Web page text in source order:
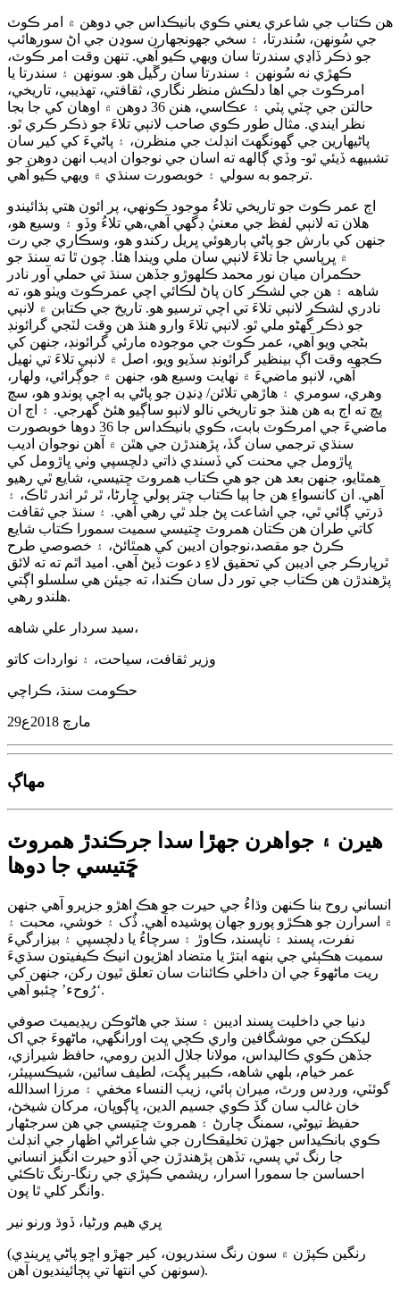
هن ڪتاب جي شاعري يعني ڪوي بانيڪداس جي دوهن ۾ امر ڪوٽ
جي سُونهن، سُندرتا، ۽ سخي جهونجهارن سوڍن جي اڻ سورهائپ
جو ذڪر ڏاڍي سندرتا سان ويهي ڪيو آهي. تنهن وقت امر ڪوٽ،
ڪهڙي نه سُونهن ۽ سندرتا سان رڱيل هو. سونهن ۽ سندرتا يا
امرڪوٽ جي اها دلڪش منظر نگاري، ثقافتي، تهذيبي، تاريخي،
حالتن جي چٽي پٽي ۽ عڪاسي، هنن 36 دوهن ۾ اوهان کي جا بجا
نظر ايندي. مثال طور ڪوي صاحب لانٻي تلاءَ جو ذڪر ڪري ٿو.
پاڻيهارين جي گهونگهٽ انڊلٺ جي منظرن، ۽ پاڻيءَ کي کير سان
تشبيهه ڏيئي ٿو- وڏي ڳالهه ته اسان جي نوجوان اديب انهن دوهن جو
ترجمو به سولي ۽ خوبصورت سنڌي ۾ ويهي ڪيو آهي.
اڄ عمر ڪوٽ جو تاريخي تلاءُ موجود ڪونهي، پر ائون هتي ٻڌائيندو
هلان ته لانٻي لفظ جي معنيٰ ڊگهي آهي،هي تلاءُ وڏو ۽ وسيع هو،
جنهن کي بارش جو پاڻي ٻارهوئي ڀريل رکندو هو، وسڪاري جي رت
۾ ڀرپاسي جا تلاءَ لانٻي سان ملي ويندا هئا. چون ٿا ته سنڌ جو
حڪمران ميان نور محمد ڪلهوڙو جڏهن سنڌ تي حملي آور نادر
شاهه ۽ هن جي لشڪر کان پاڻ لڪائي اچي عمرڪوٽ ويٺو هو، ته
نادري لشڪر لانٻي تلاءَ تي اچي ترسيو هو. تاريخ جي ڪتابن ۾ لانٻي
جو ذڪر گهڻو ملي ٿو. لانٻي تلاءَ وارو هنڌ هن وقت لٽجي گرائونڊ
بڻجي ويو آهي، عمر ڪوٽ جي موجوده مارئي گرائونڊ، جنهن کي
ڪجهه وقت اڳ بينظير گرائونڊ سڏيو ويو، اصل ۾ لانٻي تلاءَ تي ٺهيل
آهي، لانٻو ماضيءَ ۾ نهايت وسيع هو، جنهن ۾ جوڳرائي، ولهار،
وهري، سومري ۽ هاڙهي تلائن/ ڍنڍن جو پاڻي به اچي پوندو هو، سچ
پچ ته اڄ به هن هنڌ جو تاريخي نالو لانٻو ساڳيو هئڻ گهرجي. ۽ اڄ ان
ماضيءَ جي امرڪوٽ بابت، ڪوي بانيڪداس جا 36 دوها خوبصورت
سنڌي ترجمي سان گڏ، پڙهندڙن جي هٿن ۾ آهن نوجوان اديب
ڀاڙومل جي محنت کي ڏسندي ذاتي دلچسپي وٺي ڀاڙومل کي
همٿايو، جنهن بعد هن جو هي ڪتاب همروٽ ڇتيسي، شايع ٿي رهيو
آهي. ان کانسواءِ هن جا ٻيا ڪتاب چتر ٻولي چارڻا، ٿر ٿر اندر ٿاڪ، ۽
ڌرتي ڳائي ٿي، جي اشاعت پڻ جلد ٿي رهي آهي. ۽ سنڌ جي ثقافت
کاتي طران هن ڪتان همروٽ ڇتيسي سميت سمورا ڪتاب شايع
ڪرڻ جو مقصد،نوجوان اديبن کي همٿائڻ، ۽ خصوصي طرح
ٿرپارڪر جي اديبن کي تحقيق لاءِ دعوت ڏيڻ آهي. اميد اٿم ته ته لائق
پڙهندڙن هن ڪتاب جي تور دل سان ڪندا، ته جيئن هي سلسلو اڳتي
هلندو رهي.
سيد سردار علي شاهه،
وزير ثقافت، سياحت، ۽ نواردات کاتو
حڪومت سنڌ، ڪراچي
29مارچ 2018ع
مهاڳ
هيرن ۽ جواهرن جهڙا سدا جرڪندڙ همروٽ
ڇَتيسي جا دوها
انساني روح بنا ڪنهن وڌاءُ جي حيرت جو هڪ اهڙو جزيرو آهي جنهن
۾ اسرارن جو هڪڙو پورو جهان پوشيده آهي. ڏُک ۽ خوشي، محبت ۽
نفرت، پسند ۽ ناپسند، ڪاوڙ ۽ سرچاءُ يا دلچسپي ۽ بيزارگيءَ
سميت هڪٻئي جي بنهه ابتڙ يا متضاد اهڙيون انيڪ ڪيفيتون سڌيءَ
ريت ماڻهوءَ جي ان داخلي ڪائنات سان تعلق ٿيون رکن، جنهن کي
‘رُوحء’ چئبو آهي.
دنيا جي داخليت پسند اديبن ۽ سنڌ جي هاڻوڪن ريڊيميٽ صوفي
ليکڪن جي موشگافين واري ڪچي ڀت اورانگهي، ماڻهوءَ جي اک
جڏهن ڪوي ڪاليداس، مولانا جلال الدين رومي، حافظ شيرازي،
عمر خيام، بلهي شاهه، ڪبير ڀڳت، لطيف سائين، شيڪسپيئر،
گوئٽي، ورڊس ورٿ، ميران ٻائي، زيب النساء مخفي ۽ مرزا اسدالله
خان غالب سان گڏ ڪوي جسيم الدين، ڀاڳوڀان، مرکان شيخڻ،
حفيظ تيوڻي، سمنگ چارڻ ۽ همروٽ ڇتيسي جي هن سرجڻهار
ڪوي بانڪيداس جهڙن تخليقڪارن جي شاعراڻي اظهار جي انڊلٺ
جا رنگ ٿي پسي، تڏهن پڙهندڙن جي آڏو حيرت انگيز انساني
احساسن جا سمورا اسرار، ريشمي ڪپڙي جي رنگا-رنگ تاڪئي
وانگر کلي ٿا پون.
ڀري هيم ورڻيا، ڏوڌ ورنو نير
(رنگين ڪپڙن ۾ سون رنگ سندريون، کير جهڙو اڇو پاڻي ڀريندي
سونهن کي انتها تي پڄائينديون آهن).